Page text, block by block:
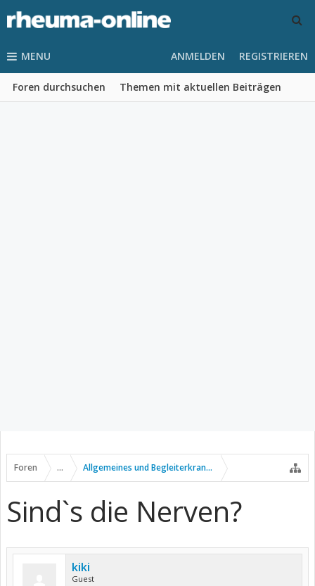
MENU
Foren durchsuchen Themen mit aktuellen Beiträgen
ANMELDEN REGISTRIEREN
Foren ... Allgemeines und Begleiterkrankungen
Sind`s die Nerven?
kiki
Guest